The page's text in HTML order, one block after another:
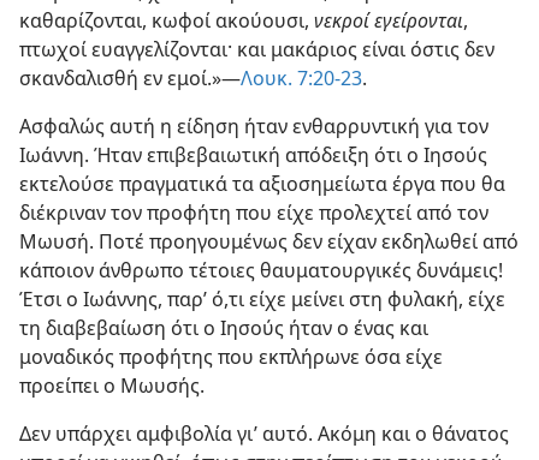
καθαρίζονται, κωφοί ακούουσι, νεκροί εγείρονται,
πτωχοί ευαγγελίζονται· και μακάριος είναι όστις δεν
σκανδαλισθή εν εμοί.»—Λουκ. 7:20-23.
Ασφαλώς αυτή η είδηση ήταν ενθαρρυντική για τον
Ιωάννη. Ήταν επιβεβαιωτική απόδειξη ότι ο Ιησούς
εκτελούσε πραγματικά τα αξιοσημείωτα έργα που θα
διέκριναν τον προφήτη που είχε προλεχτεί από τον
Μωυσή. Ποτέ προηγουμένως δεν είχαν εκδηλωθεί από
κάποιον άνθρωπο τέτοιες θαυματουργικές δυνάμεις!
Έτσι ο Ιωάννης, παρ’ ό,τι είχε μείνει στη φυλακή, είχε
τη διαβεβαίωση ότι ο Ιησούς ήταν ο ένας και
μοναδικός προφήτης που εκπλήρωνε όσα είχε
προείπει ο Μωυσής.
Δεν υπάρχει αμφιβολία γι’ αυτό. Ακόμη και ο θάνατος